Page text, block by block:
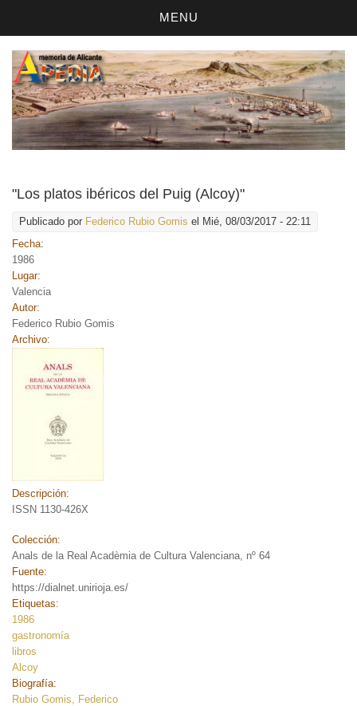
MENU
"Los platos ibéricos del Puig (Alcoy)"
Publicado por Federico Rubio Gomis el Mié, 08/03/2017 - 22:11
Fecha:
1986
Lugar:
Valencia
Autor:
Federico Rubio Gomis
Archivo:
Descripción:
ISSN 1130-426X
Colección:
Anals de la Real Acadèmia de Cultura Valenciana, nº 64
Fuente:
https://dialnet.unirioja.es/
Etiquetas:
1986
gastronomía
libros
Alcoy
Biografía:
Rubio Gomis, Federico